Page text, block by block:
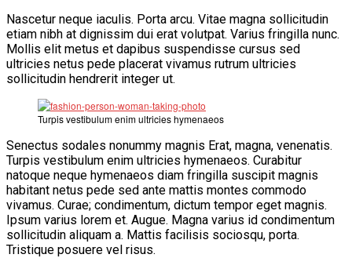
Nascetur neque iaculis. Porta arcu. Vitae magna sollicitudin
etiam nibh at dignissim dui erat volutpat. Varius fringilla nunc.
Mollis elit metus et dapibus suspendisse cursus sed
ultricies netus pede placerat vivamus rutrum ultricies
sollicitudin hendrerit integer ut.
Turpis vestibulum enim ultricies hymenaeos
Senectus sodales nonummy magnis Erat, magna, venenatis.
Turpis vestibulum enim ultricies hymenaeos. Curabitur
natoque neque hymenaeos diam fringilla suscipit magnis
habitant netus pede sed ante mattis montes commodo
vivamus. Curae; condimentum, dictum tempor eget magnis.
Ipsum varius lorem et. Augue. Magna varius id condimentum
sollicitudin aliquam a. Mattis facilisis sociosqu, porta.
Tristique posuere vel risus.